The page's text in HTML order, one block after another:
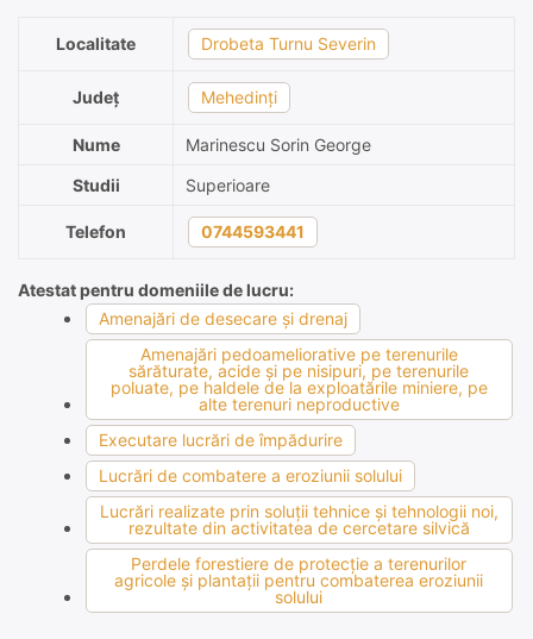
Localitate Drobeta Turnu Severin
Județ Mehedinți
Nume
Marinescu Sorin George
Studii
Superioare
Telefon 0744593441
Atestat pentru domeniile de lucru:
Amenajări de desecare şi drenaj
Amenajări pedoameliorative pe terenurile
sărăturate, acide şi pe nisipuri, pe terenurile
poluate, pe haldele de la exploatările miniere, pe
alte terenuri neproductive
Executare lucrări de împădurire
Lucrări de combatere a eroziunii solului
Lucrări realizate prin soluţii tehnice şi tehnologii noi,
rezultate din activitatea de cercetare silvică
Perdele forestiere de protecţie a terenurilor
agricole şi plantaţii pentru combaterea eroziunii
solului